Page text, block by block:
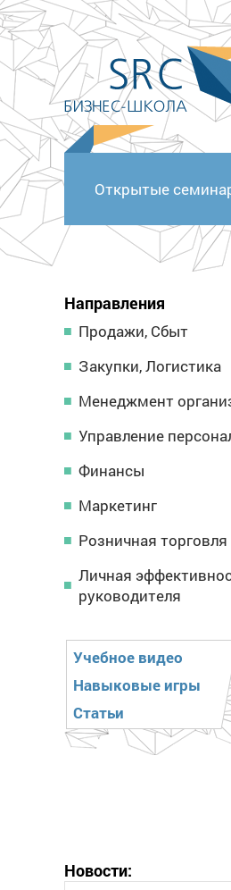
<
Открытые
Направления
Продажи, Сбыт
Закупки, Логистика
Менеджмент
Управление
Финансы
Маркетинг
Розничная торговля
Личная
руководителя
Учебное видео
Навыковые игры
Статьи
Новости: